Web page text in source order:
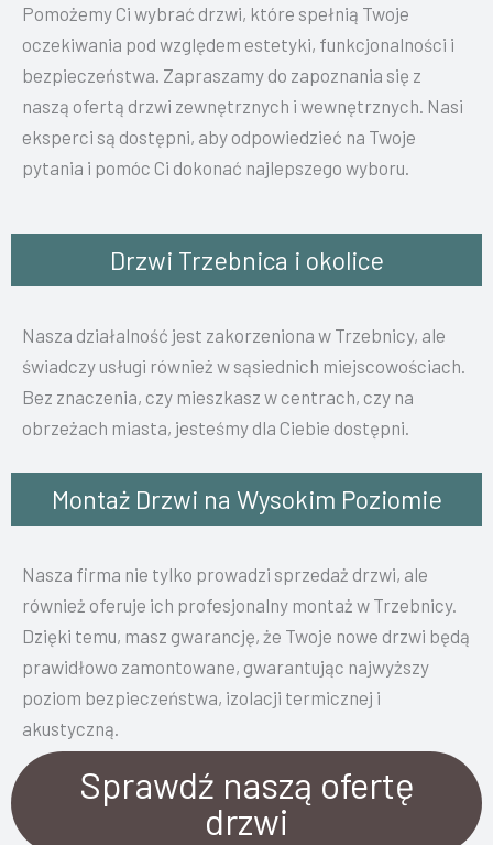
Pomożemy Ci wybrać drzwi, które spełnią Twoje
oczekiwania pod względem estetyki, funkcjonalności i
bezpieczeństwa. Zapraszamy do zapoznania się z
naszą ofertą drzwi zewnętrznych i wewnętrznych. Nasi
eksperci są dostępni, aby odpowiedzieć na Twoje
pytania i pomóc Ci dokonać najlepszego wyboru.
Drzwi Trzebnica i okolice
Nasza działalność jest zakorzeniona w Trzebnicy, ale
świadczy usługi również w sąsiednich miejscowościach.
Bez znaczenia, czy mieszkasz w centrach, czy na
obrzeżach miasta, jesteśmy dla Ciebie dostępni.
Montaż Drzwi na Wysokim Poziomie
Nasza firma nie tylko prowadzi sprzedaż drzwi, ale
również oferuje ich profesjonalny montaż w Trzebnicy.
Dzięki temu, masz gwarancję, że Twoje nowe drzwi będą
prawidłowo zamontowane, gwarantując najwyższy
poziom bezpieczeństwa, izolacji termicznej i
akustyczną.
Sprawdź naszą ofertę
drzwi